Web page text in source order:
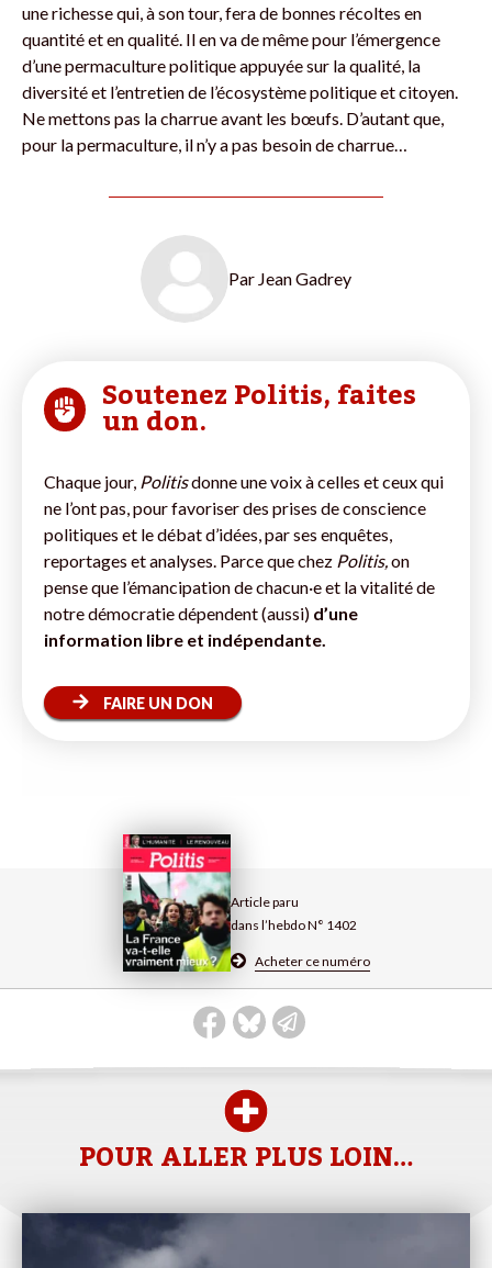
Article paru
dans l’hebdo N° 1402
Acheter ce numéro
une richesse qui, à son tour, fera de bonnes récoltes en
quantité et en qualité. Il en va de même pour l’émergence
d’une permaculture politique appuyée sur la qualité, la
diversité et l’entretien de l’écosystème politique et citoyen.
Ne mettons pas la charrue avant les bœufs. D’autant que,
pour la permaculture, il n’y a pas besoin de charrue…
Par Jean Gadrey
Soutenez Politis, faites
un don.
Chaque jour, Politisdonne une voix à celles et ceux qui
ne l’ont pas, pour favoriser des prises de conscience
politiques et le débat d’idées, par ses enquêtes,
reportages et analyses. Parce que chez Politis, on
pense que l’émancipation de chacun·e et la vitalité de
notre démocratie dépendent (aussi) d’une
information libre et indépendante.
FAIRE UN DON
POUR ALLER PLUS LOIN…